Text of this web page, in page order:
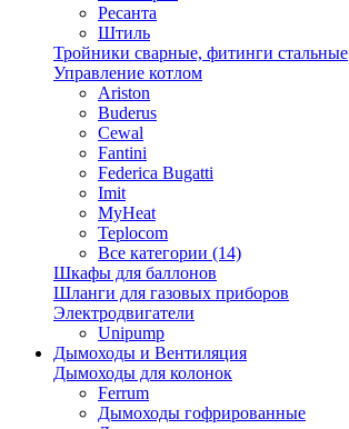
Ресанта
Штиль
Тройники сварные, фитинги стальные
Управление котлом
Ariston
Buderus
Cewal
Fantini
Federica Bugatti
Imit
MyHeat
Teplocom
Все категории (14)
Шкафы для баллонов
Шланги для газовых приборов
Электродвигатели
Unipump
Дымоходы и Вентиляция
Дымоходы для колонок
Ferrum
Дымоходы гофрированные